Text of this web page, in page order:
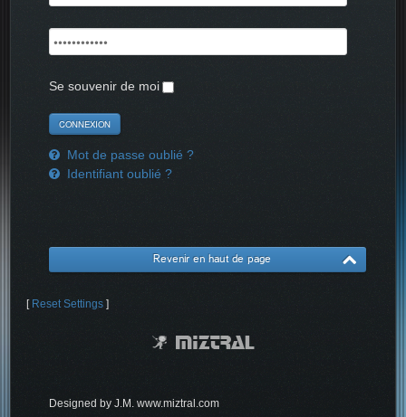
Se souvenir de moi
Mot de passe oublié ?
Identifiant oublié ?
Revenir en haut de page
[ Reset Settings ]
Designed by J.M. www.miztral.com